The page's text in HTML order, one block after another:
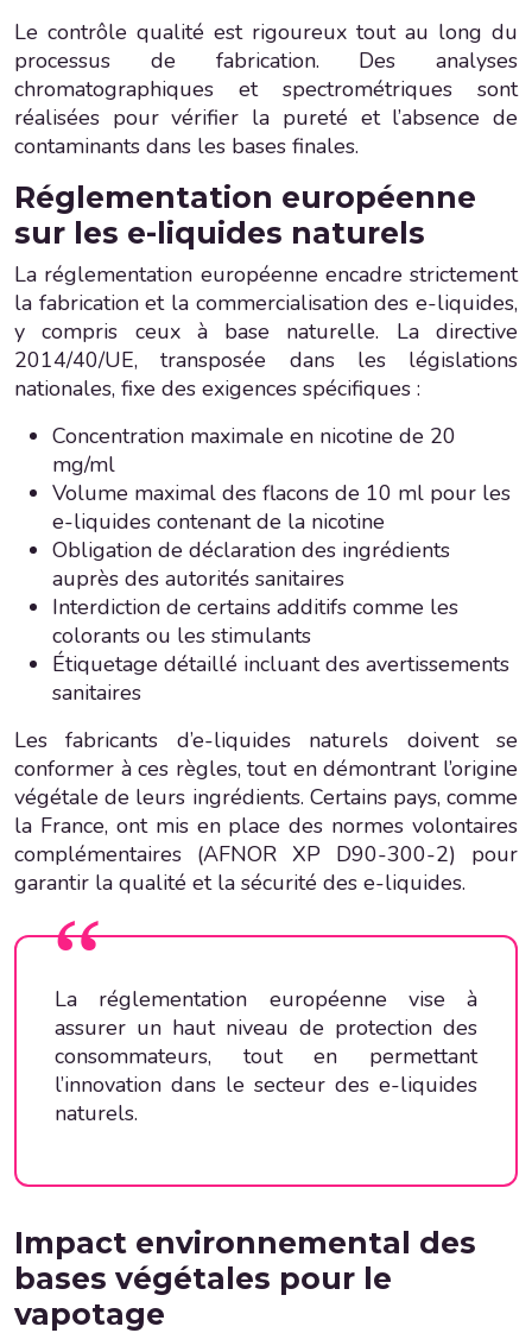
Le contrôle qualité est rigoureux tout au long du
processus de fabrication. Des analyses
chromatographiques et spectrométriques sont
réalisées pour vérifier la pureté et l’absence de
contaminants dans les bases finales.
Réglementation européenne
sur les e-liquides naturels
La réglementation européenne encadre strictement
la fabrication et la commercialisation des e-liquides,
y compris ceux à base naturelle. La directive
2014/40/UE, transposée dans les législations
nationales, fixe des exigences spécifiques :
Concentration maximale en nicotine de 20
mg/ml
Volume maximal des flacons de 10 ml pour les
e-liquides contenant de la nicotine
Obligation de déclaration des ingrédients
auprès des autorités sanitaires
Interdiction de certains additifs comme les
colorants ou les stimulants
Étiquetage détaillé incluant des avertissements
sanitaires
Les fabricants d’e-liquides naturels doivent se
conformer à ces règles, tout en démontrant l’origine
végétale de leurs ingrédients. Certains pays, comme
la France, ont mis en place des normes volontaires
complémentaires (AFNOR XP D90-300-2) pour
garantir la qualité et la sécurité des e-liquides.
La réglementation européenne vise à
assurer un haut niveau de protection des
consommateurs, tout en permettant
l’innovation dans le secteur des e-liquides
naturels.
Impact environnemental des
bases végétales pour le
vapotage